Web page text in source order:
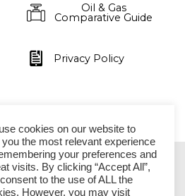
Oil & Gas
Comparative Guide
Privacy Policy
SÃO PAULO
cookies on our website to
you the most relevant experience
your preferences and
visits. By clicking “Accept All”,
to the use of ALL the
However, you may visit